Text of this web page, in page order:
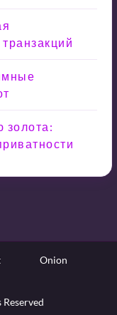
золота:
Onion